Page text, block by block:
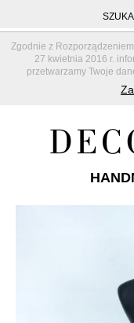
Zgodnie z
27 kwietnia 2016 r.
przetwarzamy Twoje